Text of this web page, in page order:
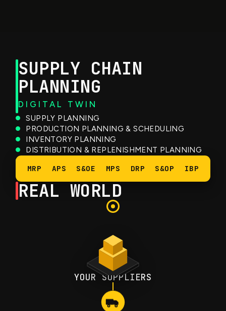
SUPPLY CHAIN
PLANNING
DIGITAL TWIN
SUPPLY PLANNING
PRODUCTION PLANNING & SCHEDULING
INVENTORY PLANNING
DISTRIBUTION & REPLENISHMENT PLANNING
MRP APS S&OE MPS DRP S&OP IBP
REAL WORLD
YOUR SUPPLIERS